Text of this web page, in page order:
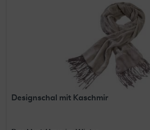
Designschal mit Kaschmir